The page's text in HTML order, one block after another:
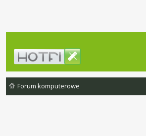
Forum komputerowe